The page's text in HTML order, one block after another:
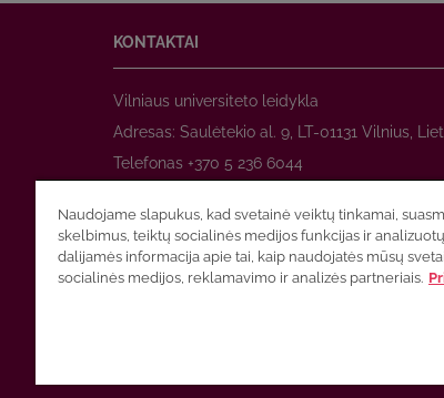
KONTAKTAI
Vilniaus universiteto leidykla
Adresas: Saulėtekio al. 9, LT-01131 Vilnius,
Telefonas +370 5 236 6044
El. paštasprekyba@leidykla.vu.lt
www.zurnalai.vu.lt
Naudojame slapukus, kad svetainė veiktų tinkamai,
skelbimus, teiktų socialinės medijos funkcijas ir
dalijamės informacija apie tai, kaip naudojatės mūsų
socialinės medijos, reklamavimo ir analizės partneriais.